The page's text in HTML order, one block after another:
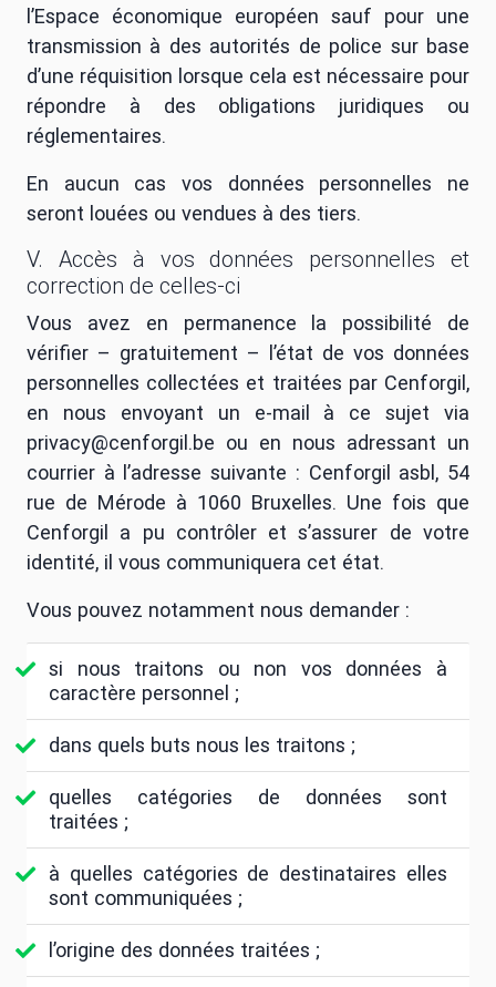
l’Espace économique européen sauf pour une
transmission à des autorités de police sur base
d’une réquisition lorsque cela est nécessaire pour
répondre à des obligations juridiques ou
réglementaires.
En aucun cas vos données personnelles ne
seront louées ou vendues à des tiers.
V. Accès à vos données personnelles et
correction de celles-ci
Vous avez en permanence la possibilité de
vérifier – gratuitement – l’état de vos données
personnelles collectées et traitées par Cenforgil,
en nous envoyant un e-mail à ce sujet via
privacy@cenforgil.be ou en nous adressant un
courrier à l’adresse suivante : Cenforgil asbl, 54
rue de Mérode à 1060 Bruxelles. Une fois que
Cenforgil a pu contrôler et s’assurer de votre
identité, il vous communiquera cet état.
Vous pouvez notamment nous demander :
si nous traitons ou non vos données à
caractère personnel ;
dans quels buts nous les traitons ;
quelles catégories de données sont
traitées ;
à quelles catégories de destinataires elles
sont communiquées ;
l’origine des données traitées ;